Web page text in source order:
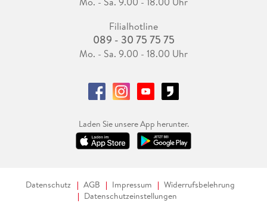
Filialhotline
089 - 30 75 75 75
Mo. - Sa. 9.00 - 18.00 Uhr
Laden Sie unsere App herunter.
Datenschutz AGB Impressum
Widerrufsbelehrung
Datenschutzeinstellungen